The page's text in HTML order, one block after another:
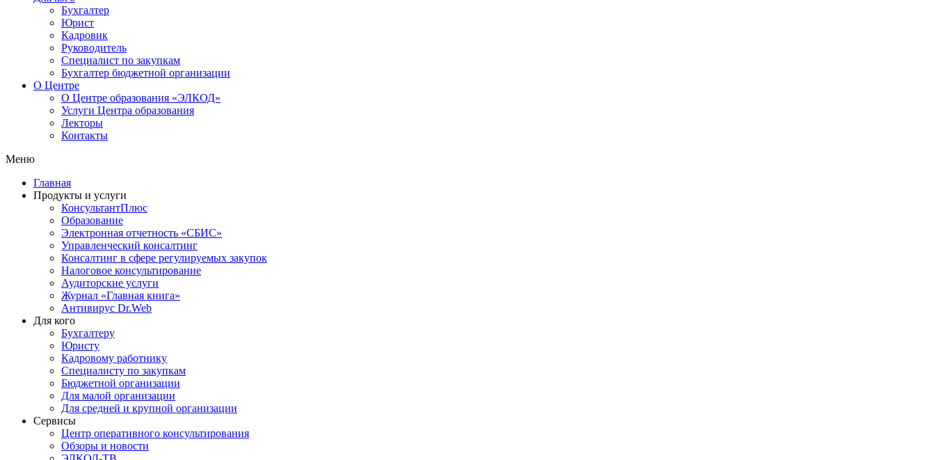
Бухгалтер
Юрист
Кадровик
Руководитель
Специалист по закупкам
Бухгалтер бюджетной организации
О Центре
О Центре образования «ЭЛКОД»
Услуги Центра образования
Лекторы
Контакты
Меню
Главная
Продукты и услуги
КонсультантПлюс
Образование
Электронная отчетность «СБИС»
Управленческий консалтинг
Консалтинг в сфере регулируемых закупок
Налоговое консультирование
Аудиторские услуги
Журнал «Главная книга»
Антивирус Dr.Web
Для кого
Бухгалтеру
Юристу
Кадровому работнику
Специалисту по закупкам
Бюджетной организации
Для малой организации
Для средней и крупной организации
Сервисы
Центр оперативного консультирования
Обзоры и новости